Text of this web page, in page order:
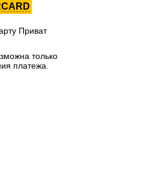
Приват
только
платежа.